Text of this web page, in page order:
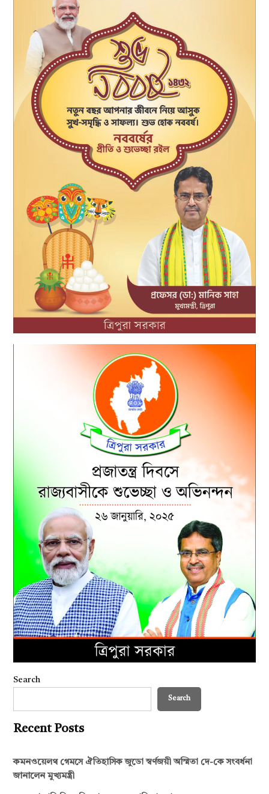
Search
Search
Recent Posts
কমনওয়েলথ গেমসে ঐতিহাসিক জুডো স্বর্ণজয়ী অস্মিতা দে-কে সংবর্ধনা
জানালেন মুখ্যমন্ত্রী